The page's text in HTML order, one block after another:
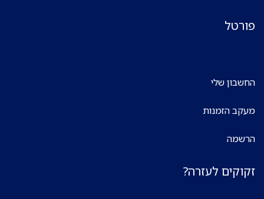
פורטל
החשבון שלי
מעקב הזמנות
הרשמה
זקוקים לעזרה?